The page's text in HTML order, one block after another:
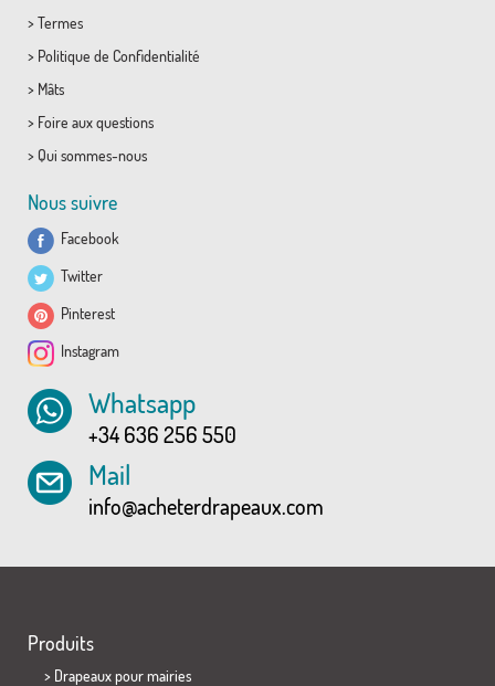
> Termes
> Politique de Confidentialité
> Mâts
> Foire aux questions
> Qui sommes-nous
Nous suivre
Facebook
Twitter
Pinterest
Instagram
Whatsapp
+34 636 256 550
Mail
info@acheterdrapeaux.com
Produits
> Drapeaux pour mairies